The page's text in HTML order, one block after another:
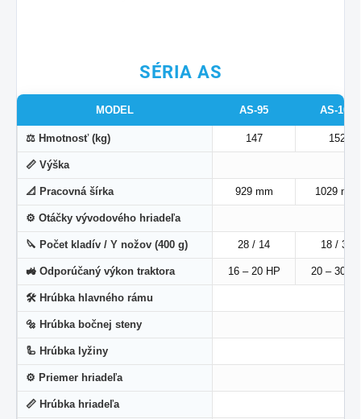
SÉRIA AS
MODEL AS-95 AS-105
⚖ Hmotnosť (kg) 147 152
📏 Výška
📐 Pracovná šírka 929 mm 1029 mm
⚙ Otáčky vývodového hriadeľa
🔪 Počet kladív / Y nožov (400 g) 28 / 14 18 / 36
🚜 Odporúčaný výkon traktora 16 – 20 HP 20 – 30
🛠 Hrúbka hlavného rámu
🔩 Hrúbka bočnej steny
🦾 Hrúbka lyžiny
⚙ Priemer hriadeľa
📏 Hrúbka hriadeľa